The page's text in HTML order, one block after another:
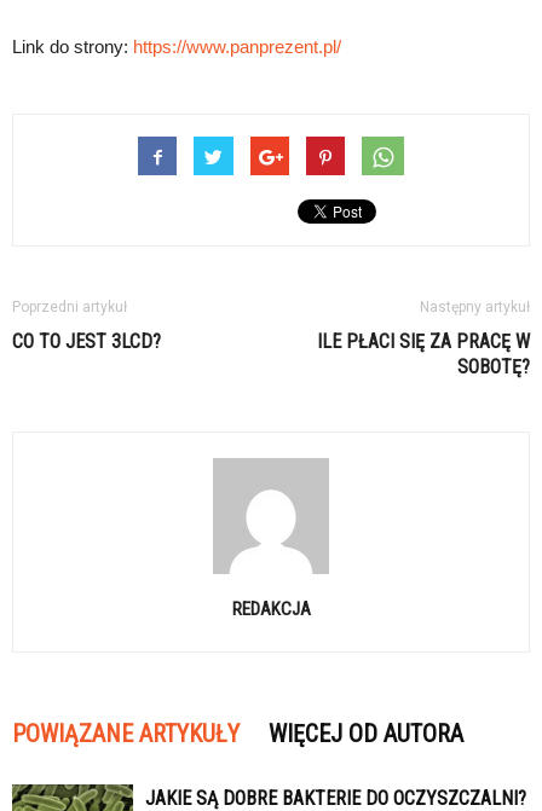
Link do strony: https://www.panprezent.pl/
Poprzedni artykuł
CO TO JEST 3LCD?
Następny artykuł
ILE PŁACI SIĘ ZA PRACĘ W
SOBOTĘ?
REDAKCJA
POWIĄZANE ARTYKUŁY WIĘCEJ OD AUTORA
JAKIE SĄ DOBRE BAKTERIE DO OCZYSZCZALNI?